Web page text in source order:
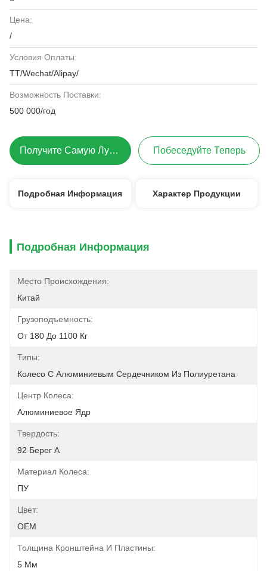
Цена:
/
Условия Оплаты:
ТТ/Wechat/Alipay/
Возможность Поставки:
500 000/год
Получите Самую Лучшую Цену Побеседуйте Теперь
Подробная Информация Характер Продукции
Подробная Информация
Место Происхождения:
Китай
Грузоподъемность:
От 180 До 1100 Кг
Типы:
Колесо С Алюминиевым Сердечником Из Полиуретана
Центр Колеса:
Алюминиевое Ядр
Твердость:
92 Берег A
Материал Колеса:
ПУ
Цвет:
OEM
Толщина Кронштейна И Пластины:
5 Мм